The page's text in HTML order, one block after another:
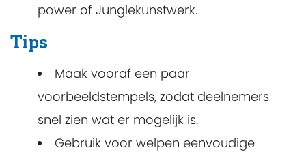
power of Junglekunstwerk.
Tips
Maak vooraf een paar
voorbeeldstempels, zodat deelnemers
snel zien wat er mogelijk is.
Gebruik voor welpen eenvoudige